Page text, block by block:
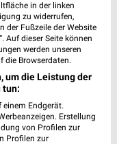
in der linken
zu widerrufen,
der Fußzeile der Website
Auf dieser Seite können
werden unseren
die Browserdaten.
um die Leistung der
tun:
Endgerät.
Erstellung
von Profilen zur
Profilen zur